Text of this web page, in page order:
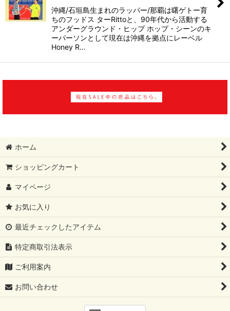
沖縄/石垣島生まれのラッパー/那覇は曙ゲトー育
ちのフッドス ターRittoと、90年代から活動する
アンダーグラウンド・ヒップ ホップ・シーンのキ
ーパーソンとして現在は沖縄を拠点にレーベル
Honey R…
ホーム
ショッピングカート
マイページ
お気に入り
最近チェックしたアイテム
特定商取引法表示
ご利用案内
お問い合わせ